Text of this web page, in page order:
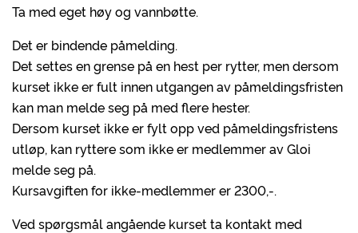
Ta med eget høy og vannbøtte.
Det er bindende påmelding.
Det settes en grense på en hest per rytter, men dersom
kurset ikke er fult innen utgangen av påmeldingsfristen
kan man melde seg på med flere hester.
Dersom kurset ikke er fylt opp ved påmeldingsfristens
utløp, kan ryttere som ikke er medlemmer av Gloi
melde seg på.
Kursavgiften for ikke-medlemmer er 2300,-.
Ved spørgsmål angående kurset ta kontakt med